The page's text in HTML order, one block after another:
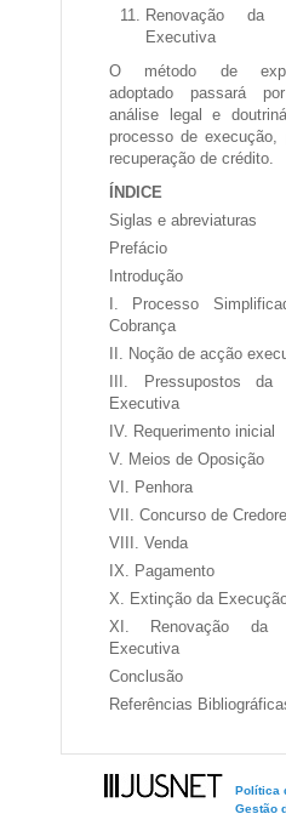
Renovação da
Executiva
O método de
adoptado passará
análise legal e
processo de execução,
recuperação de crédito.
ÍNDICE
Siglas e abreviaturas
Prefácio
Introdução
I. Processo
Cobrança
II. Noção de acção
III. Pressupostos da
Executiva
IV. Requerimento inicial
V. Meios de Oposição
VI. Penhora
VII. Concurso de
VIII. Venda
IX. Pagamento
X. Extinção da
XI. Renovação da
Executiva
Conclusão
Referências
Política
Gestão